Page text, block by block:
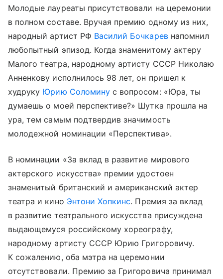
Молодые лауреаты присутствовали на церемонии
в полном составе. Вручая премию одному из них,
народный артист РФ Василий Бочкаревнапомнил
любопытный эпизод. Когда знаменитому актеру
Малого театра, народному артисту СССР Николаю
Анненкову исполнилось 98 лет, он пришел к
худруку Юрию Соломину с вопросом: «Юра, ты
думаешь о моей перспективе?» Шутка прошла на
ура, тем самым подтвердив значимость
молодежной номинации «Перспектива».
В номинации «За вклад в развитие мирового
актерского искусства» премии удостоен
знаменитый британский и американский актер
театра и кино Энтони Хопкинс. Премия за вклад
в развитие театрального искусства присуждена
выдающемуся российскому хореографу,
народному артисту СССР Юрию Григоровичу.
К сожалению, оба мэтра на церемонии
отсутствовали. Премию за Григоровича принимал